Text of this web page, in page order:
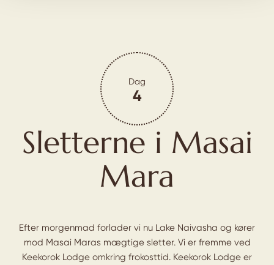
Dag
4
Sletterne i Masai
Mara
Efter morgenmad forlader vi nu Lake Naivasha og kører
mod Masai Maras mægtige sletter. Vi er fremme ved
Keekorok Lodge omkring frokosttid. Keekorok Lodge er